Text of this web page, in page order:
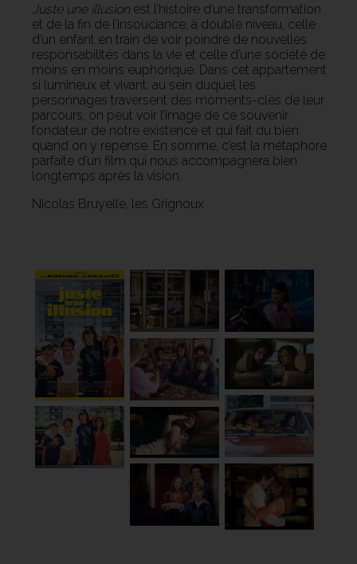
Juste une illusionest l’histoire d’une transformation
et de la fin de l’insouciance, à double niveau, celle
d’un enfant en train de voir poindre de nouvelles
responsabilités dans la vie et celle d’une société de
moins en moins euphorique. Dans cet appartement
si lumineux et vivant, au sein duquel les
personnages traversent des moments-clés de leur
parcours, on peut voir l’image de ce souvenir
fondateur de notre existence et qui fait du bien
quand on y repense. En somme, c’est la métaphore
parfaite d’un film qui nous accompagnera bien
longtemps après la vision.
Nicolas Bruyelle, les Grignoux